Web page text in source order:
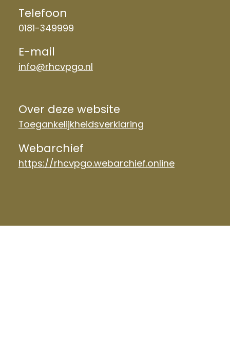
Telefoon
0181-349999
E-mail
info@rhcvpgo.nl
Over deze website
Toegankelijkheidsverklaring
Webarchief
https://rhcvpgo.webarchief.online